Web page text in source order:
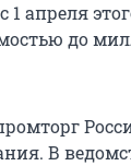
1 апреля
до
В